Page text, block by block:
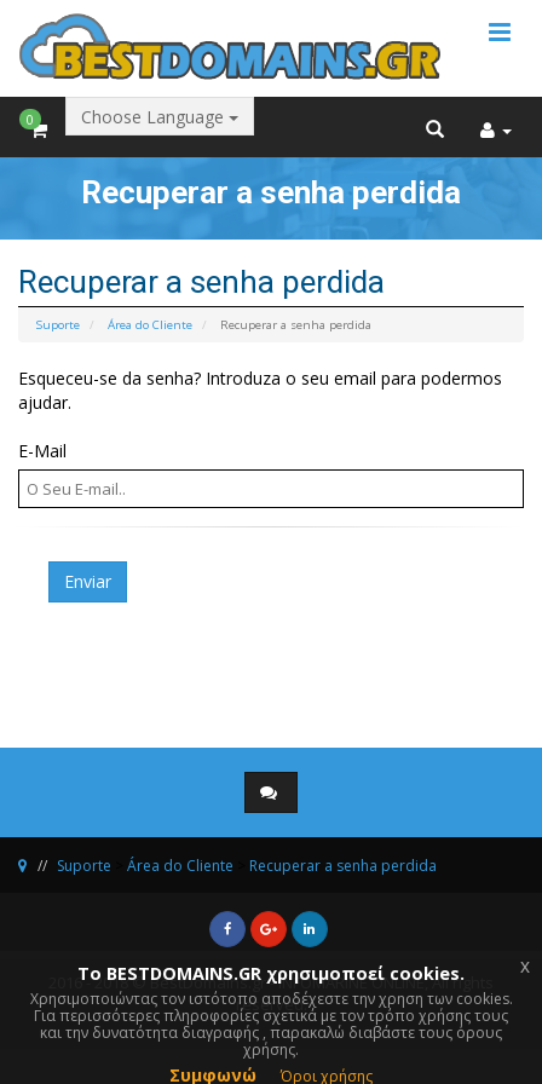
0 Choose Language
Recuperar a senha perdida
Recuperar a senha perdida
Suporte Área do Cliente Recuperar a senha perdida
Esqueceu-se da senha? Introduza o seu email para podermos
ajudar.
E-Mail
Enviar
Suporte Área do Cliente Recuperar a senha perdida
2016 - 2018 © BestDomains.gr - INFOMARINE ONLINE, All rights
reserved.
Το BESTDOMAINS.GR χρησιμοποεί cookies.
Χρησιμοποιώντας τον ιστότοπο αποδέχεστε την χρηση των cookies.
Για περισσότερες πληροφορίες σχετικά με τον τρόπο χρήσης τους
και την δυνατότητα διαγραφής , παρακαλώ διαβάστε τους όρους
χρήσης.
Συμφωνώ Όροι χρήσης
x